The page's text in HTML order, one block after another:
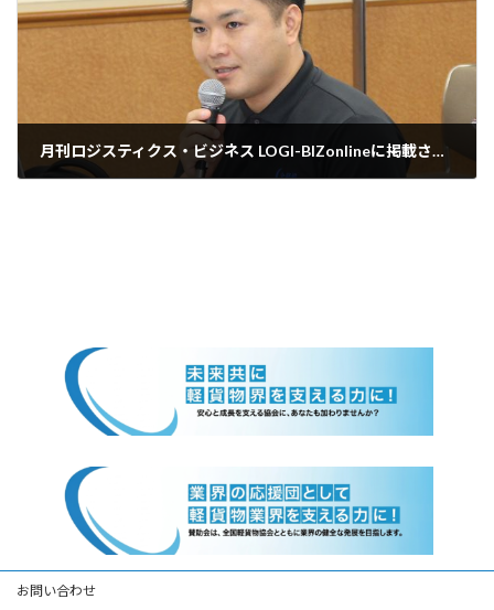
月刊ロジスティクス・ビジネス LOGI-BIZonlineに掲載されました。
お問い合わせ